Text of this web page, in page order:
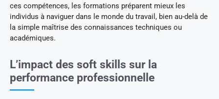
ces compétences, les formations préparent mieux les
individus à naviguer dans le monde du travail, bien au-delà de
la simple maîtrise des connaissances techniques ou
académiques.
L’impact des soft skills sur la
performance professionnelle